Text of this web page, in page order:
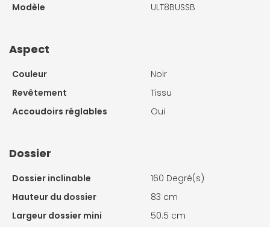
Modèle
ULT8BUSSB
Aspect
Couleur
Noir
Revêtement
Tissu
Accoudoirs réglables
Oui
Dossier
Dossier inclinable
160 Degré(s)
Hauteur du dossier
83 cm
Largeur dossier mini
50.5 cm